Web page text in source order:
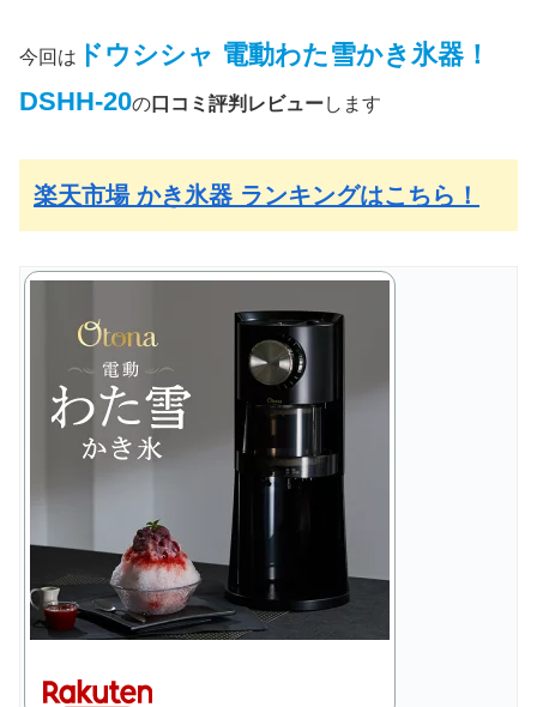
今回は
ドウシシャ 電動わた雪かき氷器！
DSHH-20の口コミ評判レビューします
楽天市場 かき氷器 ランキングはこちら！